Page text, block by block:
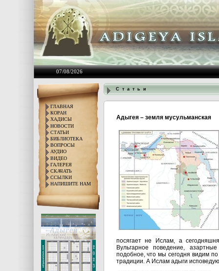
07/08/2026
ГЛАВНАЯ
КОРАН
ХАДИСЫ
НОВОСТИ
СТАТЬИ
БИБЛИОТЕКА
ВОПРОСЫ
АУДИО
ВИДЕО
ГАЛЕРЕЯ
СКАЧАТЬ
ССЫЛКИ
НАПИШИТЕ НАМ
С т а т ь и
Адыгея – земля мусульманская
посягает не Ислам, а
Вульгарное поведение,
подобное, что мы сегодня видим по
традиции. А Ислам адыги